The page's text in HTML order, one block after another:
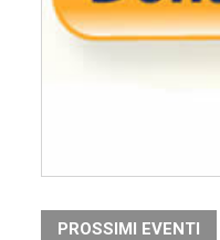
PROSSIMI EVENTI